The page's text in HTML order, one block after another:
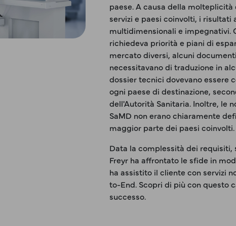
paese. A causa della
servizi e paesi coinvolti, i risultati
multidimensionali e impegnativi.
richiedeva priorità e piani di
mercato diversi, alcuni documenti
necessitavano di traduzione in
dossier tecnici dovevano essere
ogni paese di destinazione,
dell'Autorità Sanitaria. Inoltre, le
SaMD non erano chiaramente
maggior parte dei paesi coinvolti.
Data la complessità dei requisiti,
Freyr ha affrontato le sfide in
ha assistito il cliente con servizi
to-End. Scopri di più con questo
successo.